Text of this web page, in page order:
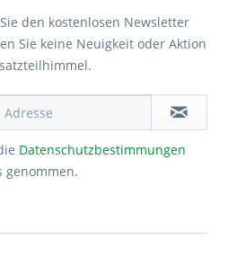
den kostenlosen Newsletter
Sie keine Neuigkeit oder Aktion
Datenschutzbestimmungen
genommen.